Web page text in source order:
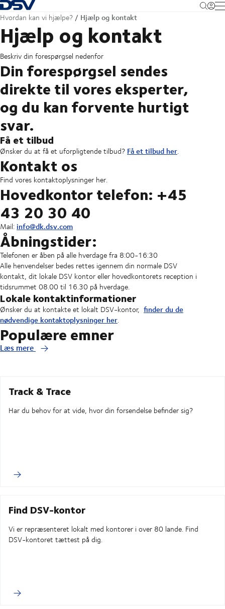
Tilbage til forsiden
Hvordan kan vi hjælpe? Hjælp og kontakt
Hjælp og kontakt
Beskriv din forespørgsel nedenfor
Din forespørgsel sendes
direkte til vores eksperter,
og du kan forvente hurtigt
svar.
Få et tilbud
Ønsker du at få et uforpligtende tilbud? Få et tilbud her.
Kontakt os
Find vores kontaktoplysninger her.
Hovedkontor telefon: +45
43 20 30 40
Mail: info@dk.dsv.com
Åbningstider:
Telefonen er åben på alle hverdage fra 8:00-16:30
Alle henvendelser bedes rettes igennem din normale DSV
kontakt, dit lokale DSV kontor eller hovedkontorets reception i
tidsrummet 08.00 til 16.30 på hverdage.
Lokale kontaktinformationer
Ønsker du at kontakte et lokalt DSV-kontor, finder du de
nødvendige kontaktoplysninger her.
Populære emner
Læs mere
Track & Trace
Har du behov for at vide, hvor din forsendelse befinder sig?
Find DSV-kontor
Vi er repræsenteret lokalt med kontorer i over 80 lande. Find
DSV-kontoret tættest på dig.